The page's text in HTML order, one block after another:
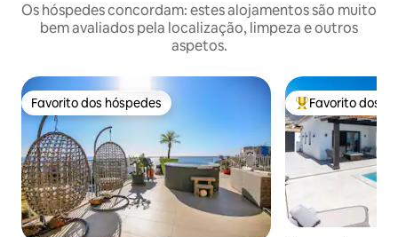
Os hóspedes concordam: estes alojamentos são muito
bem avaliados pela localização, limpeza e outros
aspetos.
Favorito dos hóspedes
Favorito dos hóspedes Favoritos dos
Favorito dos